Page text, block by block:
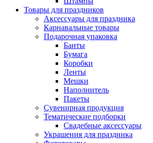
Товары для праздников
Аксессуары для праздника
Карнавальные товары
Подарочная упаковка
Банты
Бумага
Коробки
Ленты
Мешки
Наполнитель
Пакеты
Сувенирная продукция
Тематические подборки
Свадебные аксессуары
Украшения для праздника